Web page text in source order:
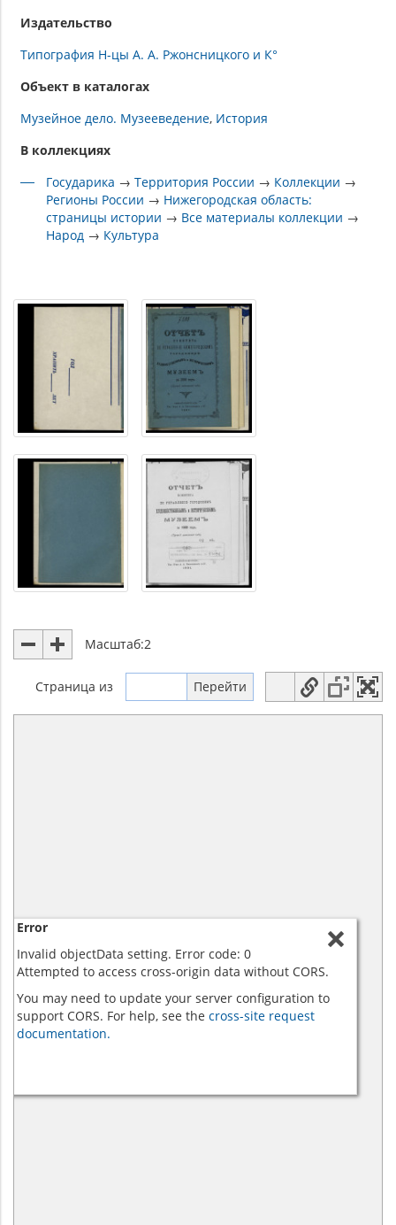
Издательство
Типография Н-цы А. А. Ржонсницкого и К°
Объект в каталогах
Музейное дело. Музееведение История
В коллекциях
Государика →Территория России → Коллекции →
Регионы России → Нижегородская область:
страницы истории → Все материалы коллекции →
Народ → Культура
Масштаб:2
Страница из
Error
Invalid objectData setting. Error code: 0
Attempted to access cross-origin data without CORS.
You may need to update your server configuration to
support CORS. For help, see the cross-site request
documentation.